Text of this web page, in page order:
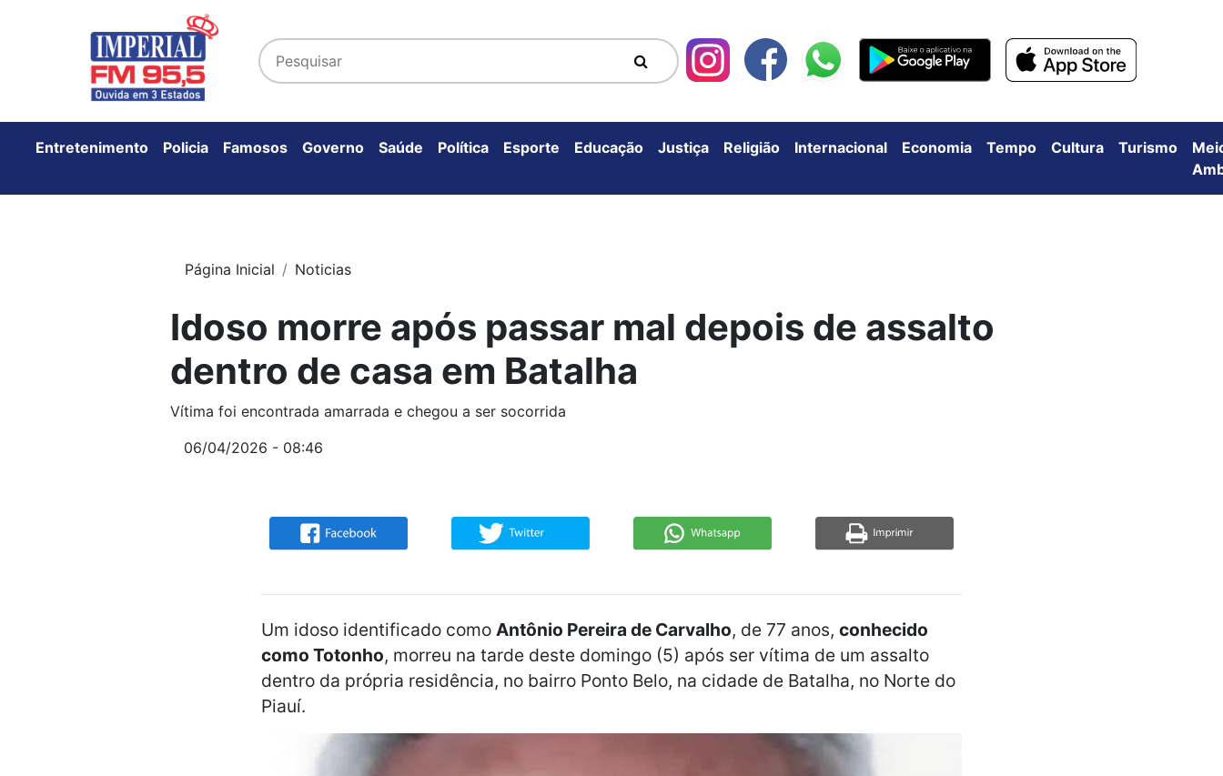
Entretenimento Policia Famosos Governo Saúde Política Esporte Educação Justiça Religião Internacional Economia Tempo Cultura Turismo
Página Inicial Noticias
Idoso morre após passar mal depois de assalto
dentro de casa em Batalha
Vítima foi encontrada amarrada e chegou a ser socorrida
06/04/2026 - 08:46
Um idoso identificado como Antônio Pereira de Carvalho, de 77 anos, conhecido
como Totonho, morreu na tarde deste domingo (5) após ser vítima de um assalto
dentro da própria residência, no bairro Ponto Belo, na cidade de Batalha, no Norte do
Piauí.